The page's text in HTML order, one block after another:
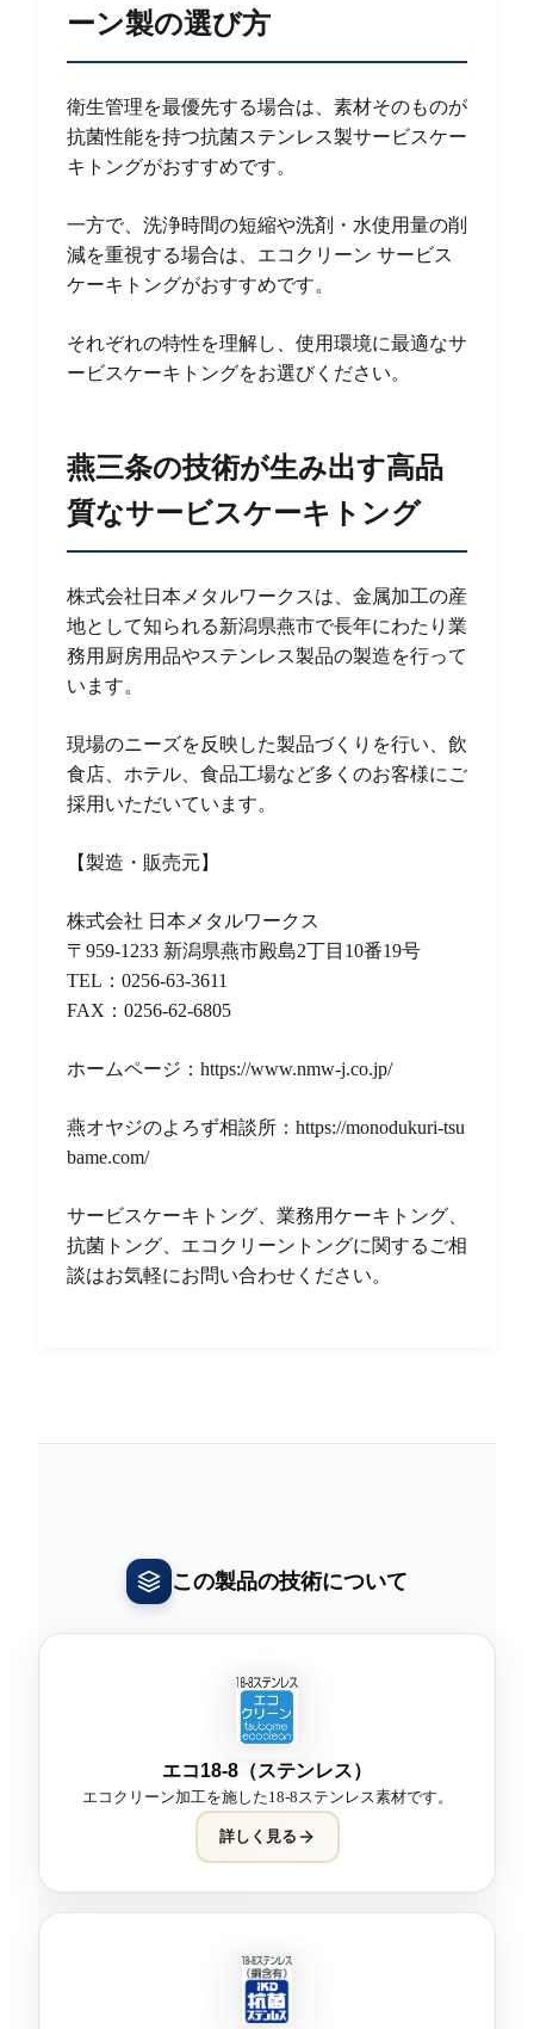
ーン製の選び方
衛生管理を最優先する場合は、素材そのものが
抗菌性能を持つ抗菌ステンレス製サービスケー
キトングがおすすめです。
一方で、洗浄時間の短縮や洗剤・水使用量の削
減を重視する場合は、エコクリーン サービス
ケーキトングがおすすめです。
それぞれの特性を理解し、使用環境に最適なサ
ービスケーキトングをお選びください。
燕三条の技術が生み出す高品
質なサービスケーキトング
株式会社日本メタルワークスは、金属加工の産
地として知られる新潟県燕市で長年にわたり業
務用厨房用品やステンレス製品の製造を行って
います。
現場のニーズを反映した製品づくりを行い、飲
食店、ホテル、食品工場など多くのお客様にご
採用いただいています。
【製造・販売元】
株式会社 日本メタルワークス
〒959-1233 新潟県燕市殿島2丁目10番19号
TEL：0256-63-3611
FAX：0256-62-6805
ホームページ： https://www.nmw-j.co.jp/
燕オヤジのよろず相談所： https://monodukuri-tsu
bame.com/
サービスケーキトング、業務用ケーキトング、
抗菌トング、エコクリーントングに関するご相
談はお気軽にお問い合わせください。
この製品の技術について
エコ18-8（ステンレス）
エコクリーン加工を施した18-8ステンレス素材です。
詳しく見る